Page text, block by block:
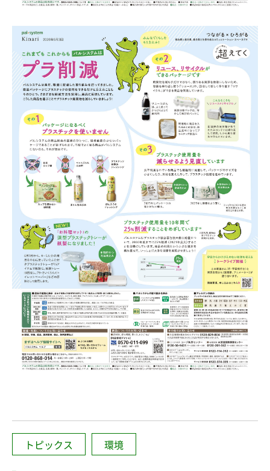
トピックス 環境